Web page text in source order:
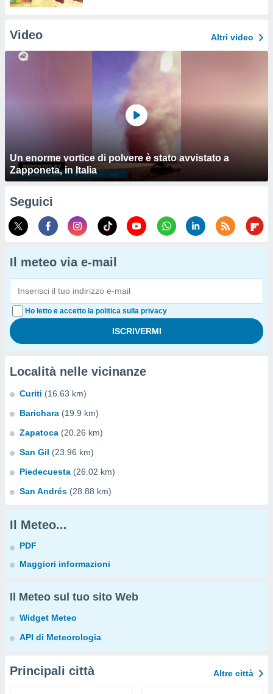
Video Altri video
Un enorme vortice di polvere è stato avvistato a
Zapponeta, in Italia
Seguici
Il meteo via e-mail
Ho letto e accetto la politica sulla privacy
Località nelle vicinanze
Curiti (16.63 km)
Barichara (19.9 km)
Zapatoca (20.26 km)
San Gil (23.96 km)
Piedecuesta (26.02 km)
San Andrés (28.88 km)
Il Meteo...
PDF
Maggiori informazioni
Il Meteo sul tuo sito Web
Widget Meteo
API di Meteorologia
Principali città Altre città